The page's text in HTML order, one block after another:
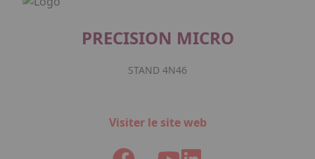
PRECISION MICRO
STAND 4N46
Visiter le site web